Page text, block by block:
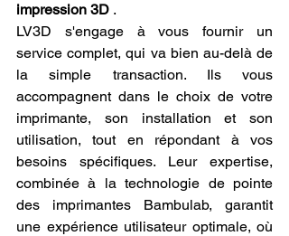
impression 3D .
LV3D s'engage à vous fournir un
service complet, qui va bien au-delà de
la simple transaction. Ils vous
accompagnent dans le choix de votre
imprimante, son installation et son
utilisation, tout en répondant à vos
besoins spécifiques. Leur expertise,
combinée à la technologie de pointe
des imprimantes Bambulab, garantit
une expérience utilisateur optimale, où